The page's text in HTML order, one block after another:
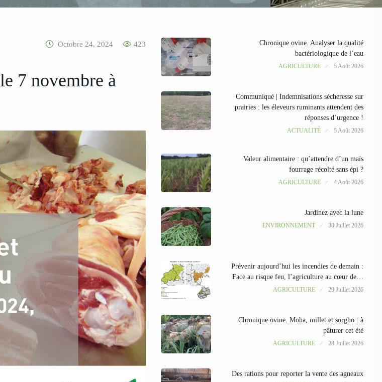
Octobre 24, 2024 423
7 novembre à
Chronique ovine. Analyser la qualité
bactériologique de l’eau
AGRICULTURE 5 Août 2026
Communiqué | Indemnisations sécheresse sur
prairies : les éleveurs ruminants attendent des
réponses d’urgence !
ACTUALITÉ 5 Août 2026
Valeur alimentaire : qu’attendre d’un maïs
fourrage récolté sans épi ?
AGRICULTURE 4 Août 2026
Jardinez avec la lune
ENVIRONNEMENT 30 Juillet 2026
Prévenir aujourd’hui les incendies de demain :
Face au risque feu, l’agriculture au cœur de…
AGRICULTURE 29 Juillet 2026
Chronique ovine. Moha, millet et sorgho : à
pâturer cet été
AGRICULTURE 28 Juillet 2026
Des rations pour reporter la vente des agneaux